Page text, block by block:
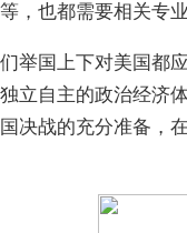
，也都需要相关专
国上下对美国都应
立自主的政治经济
决战的充分准备，